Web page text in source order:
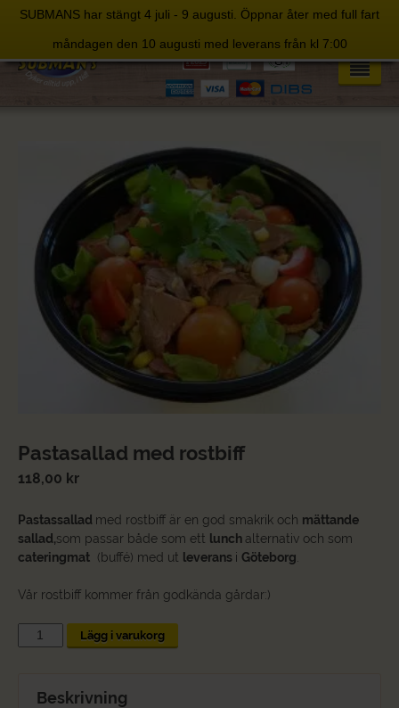
SUBMANS har stängt 4 juli - 9 augusti. Öppnar åter med full fart
måndagen den 10 augusti med leverans från kl 7:00
to
content
Pastasallad med rostbiff
118,00 kr
Pastassallad med rostbiff är en god smakrik och mättande
sallad,som passar både som ett lunch alternativ och som
cateringmat (buffé) med ut leverans i Göteborg
Vår rostbiff kommer från godkända gårdar:)
Pastasallad
med
Lägg i varukorg
Beskrivning